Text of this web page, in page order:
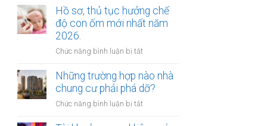
thế
nào?
yêu
cầu
không?
được
ly
chia
sản
sau
Hồ sơ, thủ tục hưởng chế
độ con ốm mới nhất năm
2026.
Chức năng bình luận bị tắt
sơ,
thủ
hưởng
Những trường hợp nào nhà
chung cư phải phá dỡ?
Chức năng bình luận bị tắt